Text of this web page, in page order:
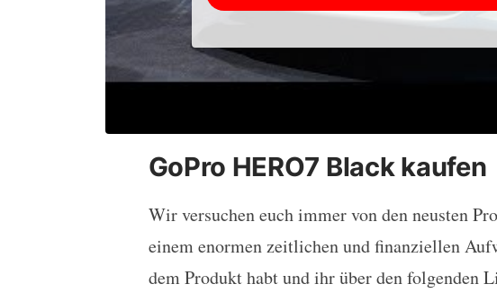
GoPro HERO7 Black kaufen
Wir versuchen euch immer von den neusten
einem enormen zeitlichen und finanziellen
dem Produkt habt und ihr über den folgenden